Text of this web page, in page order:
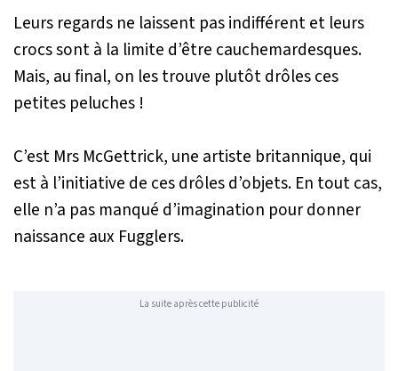
Leurs regards ne laissent pas indifférent et leurs
crocs sont à la limite d’être cauchemardesques.
Mais, au final, on les trouve plutôt drôles ces
petites peluches !
C’est Mrs McGettrick, une artiste britannique, qui
est à l’initiative de ces drôles d’objets. En tout cas,
elle n’a pas manqué d’imagination pour donner
naissance aux Fugglers.
La suite après cette publicité